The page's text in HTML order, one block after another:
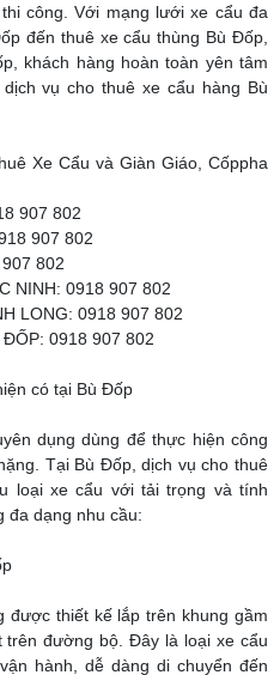
công. Với mạng lưới xe cẩu đa
đến thuê xe cẩu thùng Bù Đốp,
khách hàng hoàn toàn yên tâm
vụ cho thuê xe cẩu hàng Bù
Xe Cẩu và Giàn Giáo, Cốppha
907 802
907 802
802
NINH: 0918 907 802
LONG: 0918 907 802
0918 907 802
có tại Bù Đốp
dụng dùng để thực hiện công
Tại Bù Đốp, dịch vụ cho thuê
loại xe cẩu với tải trọng và tính
đa dạng nhu cầu:
thiết kế lắp trên khung gầm
trên đường bộ. Đây là loại xe cẩu
hành, dễ dàng di chuyển đến